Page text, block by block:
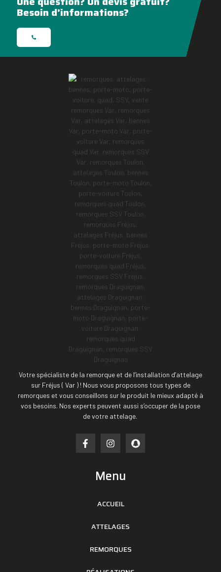
Besoin d’informations?
Votre spécialiste de la remorque et de l’installation d’attelage
sur Fréjus ( Var ) ! Nous vous proposons tous types de
remorques et vous conseillons sur le produit le mieux adapté à
vos besoins. Nos experts peuvent aussi s’occuper de la pose
de votre attelage.
Menu
ACCUEIL
ATTELAGES
REMORQUES